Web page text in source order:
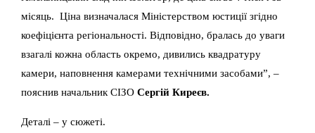
місяць. Ціна визначалася Міністерством юстиції згідно
коефіцієнта регіональності. Відповідно, бралась до уваги
взагалі кожна область окремо, дивились квадратуру
камери, наповнення камерами технічними засобами”, –
пояснив начальник СІЗО Сергій Киреєв.
Деталі – у сюжеті.